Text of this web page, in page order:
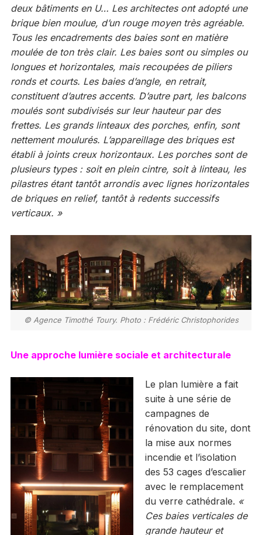
deux bâtiments en U… Les architectes ont adopté une
brique bien moulue, d’un rouge moyen très agréable.
Tous les encadrements des baies sont en matière
moulée de ton très clair. Les baies sont ou simples ou
longues et horizontales, mais recoupées de piliers
ronds et courts. Les baies d’angle, en retrait,
constituent d’autres accents. D’autre part, les balcons
moulés sont subdivisés sur leur hauteur par des
frettes. Les grands linteaux des porches, enfin, sont
nettement moulurés. L’appareillage des briques est
établi à joints creux horizontaux. Les porches sont de
plusieurs types : soit en plein cintre, soit à linteau, les
pilastres étant tantôt arrondis avec lignes horizontales
de briques en relief, tantôt à redents successifs
verticaux. »
© Agence Timothé Toury. Photo : Frédéric Christophorides
Une approche lumière sociale et architecturale
Le plan lumière a fait
suite à une série de
campagnes de
rénovation du site, dont
la mise aux normes
incendie et l’isolation
des 53 cages d’escalier
avec le remplacement
du verre cathédrale. «
Ces baies verticales de
grande hauteur et